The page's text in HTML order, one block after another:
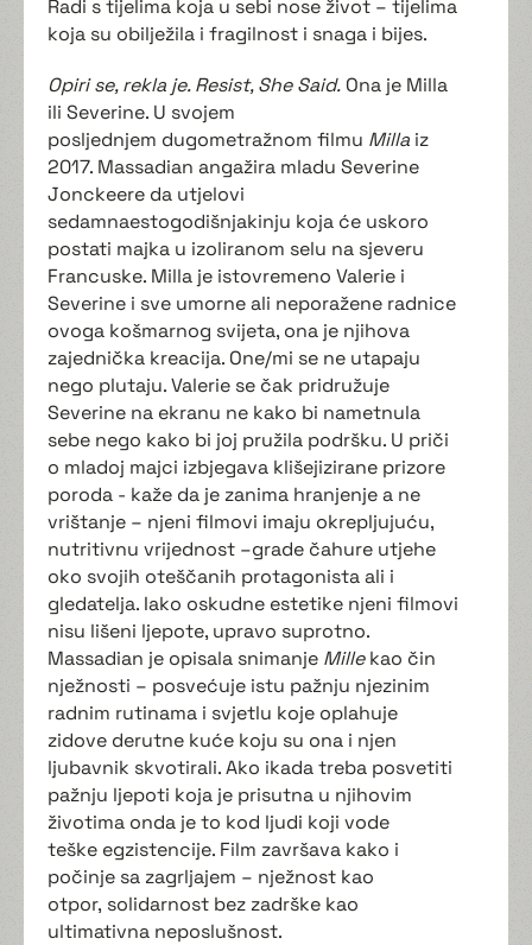
Radi s tijelima koja u sebi nose život – tijelima
koja su obilježila i fragilnost i snaga i bijes.
Opiri se, rekla je. Resist, She Said. Ona je Milla
ili Severine. U svojem
posljednjem dugometražnom filmu Milla iz
2017. Massadian angažira mladu Severine
Jonckeere da utjelovi
sedamnaestogodišnjakinju koja će uskoro
postati majka u izoliranom selu na sjeveru
Francuske. Milla je istovremeno Valerie i
Severine i sve umorne ali neporažene radnice
ovoga košmarnog svijeta, ona je njihova
zajednička kreacija. One/mi se ne utapaju
nego plutaju. Valerie se čak pridružuje
Severine na ekranu ne kako bi nametnula
sebe nego kako bi joj pružila podršku. U priči
o mladoj majci izbjegava klišejizirane prizore
poroda - kaže da je zanima hranjenje a ne
vrištanje – njeni filmovi imaju okrepljujuću,
nutritivnu vrijednost –grade čahure utjehe
oko svojih oteščanih protagonista ali i
gledatelja. Iako oskudne estetike njeni filmovi
nisu lišeni ljepote, upravo suprotno.
Massadian je opisala snimanje Millekao čin
nježnosti – posvećuje istu pažnju njezinim
radnim rutinama i svjetlu koje oplahuje
zidove derutne kuće koju su ona i njen
ljubavnik skvotirali. Ako ikada treba posvetiti
pažnju ljepoti koja je prisutna u njihovim
životima onda je to kod ljudi koji vode
teške egzistencije. Film završava kako i
počinje sa zagrljajem – nježnost kao
otpor, solidarnost bez zadrške kao
ultimativna neposlušnost.